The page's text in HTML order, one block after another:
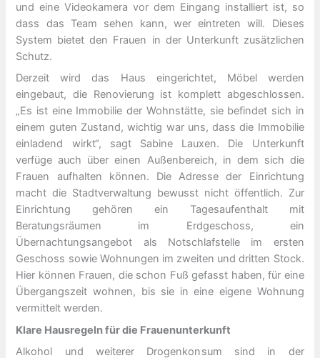
und eine Videokamera vor dem Eingang installiert ist, so
dass das Team sehen kann, wer eintreten will. Dieses
System bietet den Frauen in der Unterkunft zusätzlichen
Schutz.
Derzeit wird das Haus eingerichtet, Möbel werden
eingebaut, die Renovierung ist komplett abgeschlossen.
„Es ist eine Immobilie der Wohnstätte, sie befindet sich in
einem guten Zustand, wichtig war uns, dass die Immobilie
einladend wirkt“, sagt Sabine Lauxen. Die Unterkunft
verfüge auch über einen Außenbereich, in dem sich die
Frauen aufhalten können. Die Adresse der Einrichtung
macht die Stadtverwaltung bewusst nicht öffentlich. Zur
Einrichtung gehören ein Tagesaufenthalt mit
Beratungsräumen im Erdgeschoss, ein
Übernachtungsangebot als Notschlafstelle im ersten
Geschoss sowie Wohnungen im zweiten und dritten Stock.
Hier können Frauen, die schon Fuß gefasst haben, für eine
Übergangszeit wohnen, bis sie in eine eigene Wohnung
vermittelt werden.
Klare Hausregeln für die Frauenunterkunft
Alkohol und weiterer Drogenkonsum sind in der